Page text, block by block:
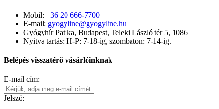
Mobil: +36 20 666-7700
E-mail: gyogyline@gyogyline.hu
Gyógyhír Patika, Budapest, Teleki László tér 5, 1086
Nyitva tartás: H-P: 7-18-ig, szombaton: 7-14-ig.
Belépés visszatérő vásárlóinknak
E-mail cím:
Jelszó: